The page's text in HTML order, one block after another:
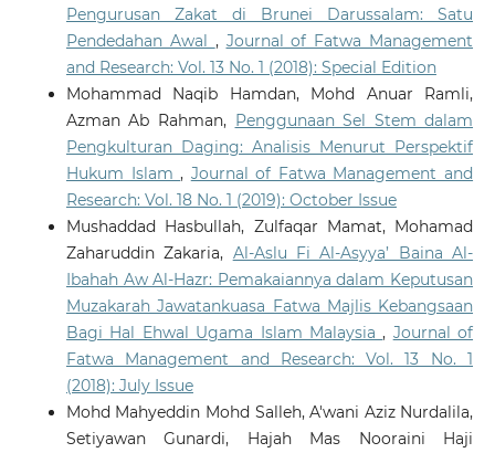
Pengurusan Zakat di Brunei Darussalam: Satu
Pendedahan Awal , Journal of Fatwa Management
and Research: Vol. 13 No. 1 (2018): Special Edition
Mohammad Naqib Hamdan, Mohd Anuar Ramli,
Azman Ab Rahman, Penggunaan Sel Stem dalam
Pengkulturan Daging: Analisis Menurut Perspektif
Hukum Islam, Journal of Fatwa Management and
Research: Vol. 18 No. 1 (2019): October Issue
Mushaddad Hasbullah, Zulfaqar Mamat, Mohamad
Zaharuddin Zakaria, Al-Aslu Fi Al-Asyya’ Baina Al-
Ibahah Aw Al-Hazr: Pemakaiannya dalam Keputusan
Muzakarah Jawatankuasa Fatwa Majlis Kebangsaan
Bagi Hal Ehwal Ugama Islam Malaysia, Journal of
Fatwa Management and Research: Vol. 13 No. 1
(2018): July Issue
Mohd Mahyeddin Mohd Salleh, A'wani Aziz Nurdalila,
Setiyawan Gunardi, Hajah Mas Nooraini Haji